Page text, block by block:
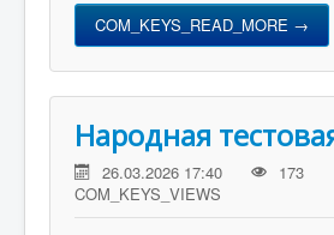
COM_KEYS_READ_MORE →
Народная
26.03.2026 17:40
173
COM_KEYS_VIEWS